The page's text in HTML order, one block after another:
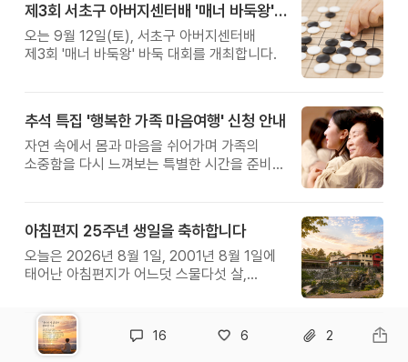
제3회 서초구 아버지센터배 '매너 바둑왕' 대회
오는 9월 12일(토), 서초구 아버지센터배
제3회 '매너 바둑왕' 바둑 대회를 개최합니다.
추석 특집 '행복한 가족 마음여행' 신청 안내
자연 속에서 몸과 마음을 쉬어가며 가족의
소중함을 다시 느껴보는 특별한 시간을 준비해
아침편지 25주년 생일을 축하합니다
오늘은 2026년 8월 1일, 2001년 8월 1일에
태어난 아침편지가 어느덧 스물다섯 살,
16 6 2